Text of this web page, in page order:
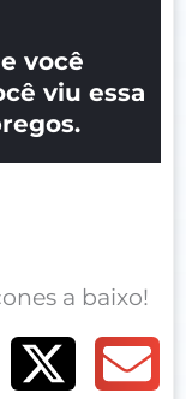
você
viu essa
a baixo!